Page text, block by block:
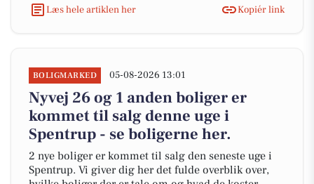
Læs hele artiklen her
Kopiér link
BOLIGMARKED 05-08-2026 13:01
Nyvej 26 og 1 anden boliger er
kommet til salg denne uge i
Spentrup - se boligerne her.
2 nye boliger er kommet til salg den seneste uge i
Spentrup. Vi giver dig her det fulde overblik over,